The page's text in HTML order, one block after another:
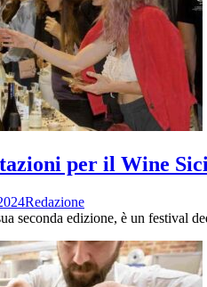
per il Wine
Redazione
seconda edizione, è un festival